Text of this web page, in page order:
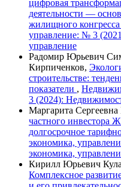
цифровая
деятельности —
жилищного конгресса
управление: № 3
управление
Радомир Юрьевич
Кирпиченков,
строительстве:
показатели ,
3 (2024):
Маргарита Сергеевна
частного инвестора
долгосрочное
экономика,
экономика,
Кирилл Юрьевич
Комплексное